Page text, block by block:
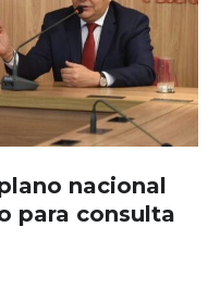
nacional
para consulta